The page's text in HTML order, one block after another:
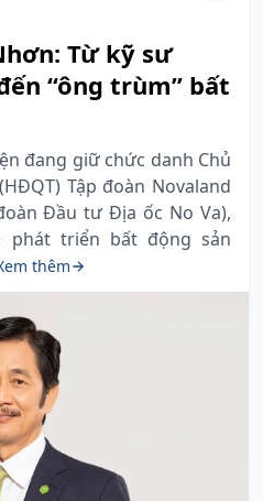
Từ kỹ sư
“ông trùm” bất
đang giữ chức danh Chủ
Tập đoàn Novaland
Đầu tư Địa ốc No Va),
triển bất động sản
thêm